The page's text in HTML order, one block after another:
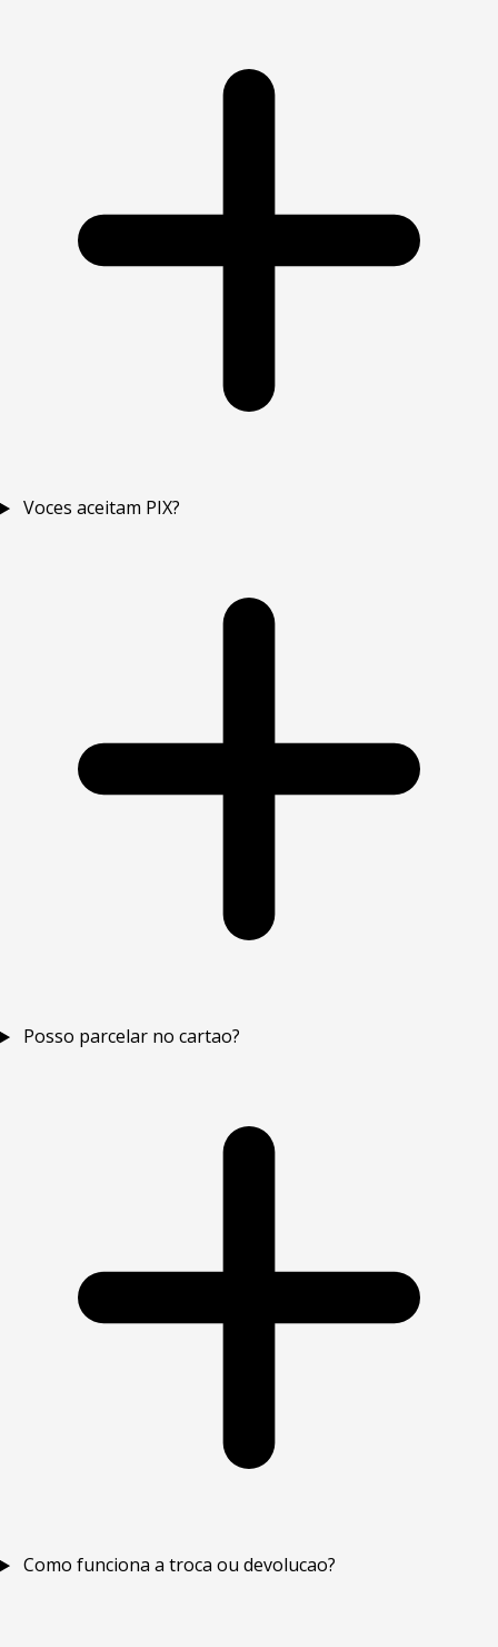
Voces aceitam PIX?
Posso parcelar no cartao?
Como funciona a troca ou devolucao?